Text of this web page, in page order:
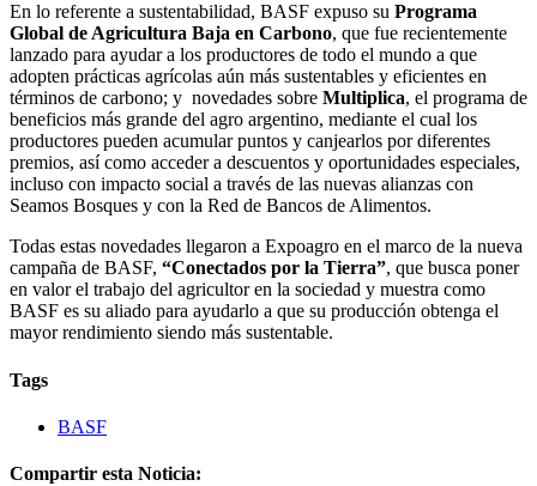
En lo referente a sustentabilidad, BASF expuso su Programa
Global de Agricultura Baja en Carbono, que fue recientemente
lanzado para ayudar a los productores de todo el mundo a que
adopten prácticas agrícolas aún más sustentables y eficientes en
términos de carbono; y novedades sobre Multiplica, el programa de
beneficios más grande del agro argentino, mediante el cual los
productores pueden acumular puntos y canjearlos por diferentes
premios, así como acceder a descuentos y oportunidades especiales,
incluso con impacto social a través de las nuevas alianzas con
Seamos Bosques y con la Red de Bancos de Alimentos.
Todas estas novedades llegaron a Expoagro en el marco de la nueva
campaña de BASF, “Conectados por la Tierra”, que busca poner
en valor el trabajo del agricultor en la sociedad y muestra como
BASF es su aliado para ayudarlo a que su producción obtenga el
mayor rendimiento siendo más sustentable.
Tags
BASF
Compartir esta Noticia: